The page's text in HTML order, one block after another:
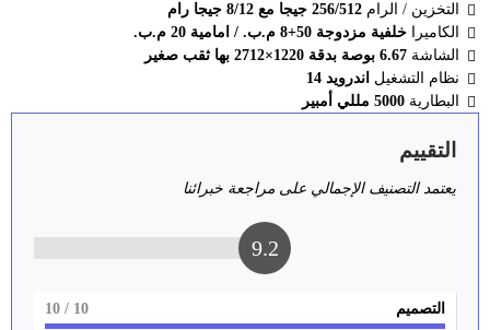
التخزين / الرام 256/512 جيجا مع 8/12 جيجا رام
الكاميرا
خلفية مزدوجة 50+8 م.ب. / امامية 20 م.ب.
الشاشة 6.67 بوصة بدقة 1220×2712 بها ثقب صغير
نظام التشغيل اندرويد 14
البطارية 5000 مللي أمبير
التقييم
يعتمد التصنيف الإجمالي على مراجعة خبرائنا
9.2
التصميم 10
/ 10